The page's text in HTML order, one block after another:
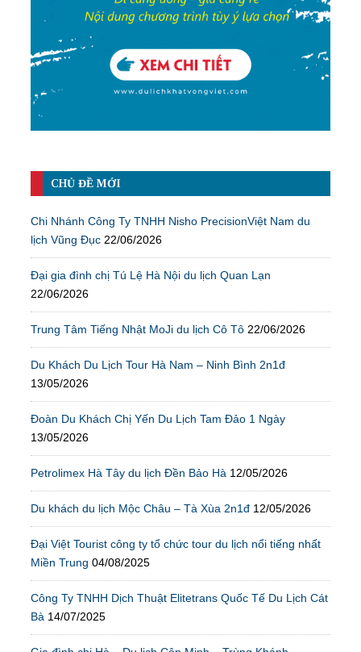
CHỦ ĐỀ MỚI
Chi Nhánh Công Ty TNHH Nisho PrecisionViệt Nam du
lịch Vũng Đục 22/06/2026
Đại gia đình chị Tú Lệ Hà Nội du lịch Quan Lạn
22/06/2026
Trung Tâm Tiếng Nhật MoJi du lịch Cô Tô 22/06/2026
Du Khách Du Lịch Tour Hà Nam – Ninh Bình 2n1đ
13/05/2026
Đoàn Du Khách Chị Yến Du Lịch Tam Đảo 1 Ngày
13/05/2026
Petrolimex Hà Tây du lịch Đền Bảo Hà 12/05/2026
Du khách du lịch Mộc Châu – Tà Xùa 2n1đ 12/05/2026
Đại Việt Tourist công ty tổ chức tour du lịch nổi tiếng nhất
Miền Trung 04/08/2025
Công Ty TNHH Dịch Thuật Elitetrans Quốc Tế Du Lịch Cát
Bà 14/07/2025